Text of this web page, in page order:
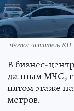
Фото: читатель КП
В бизнес-
данным МЧС,
пятом этаже
метров.